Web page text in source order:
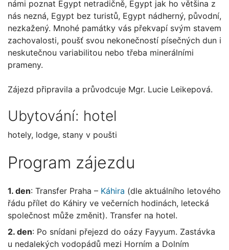
námi poznat Egypt netradičně, Egypt jak ho většina z
nás nezná, Egypt bez turistů, Egypt nádherný, původní,
nezkažený. Mnohé památky vás překvapí svým stavem
zachovalosti, poušť svou nekonečností písečných dun i
neskutečnou variabilitou nebo třeba minerálními
prameny.
Zájezd připravila a průvodcuje Mgr. Lucie Leikepová.
Ubytování: hotel
hotely, lodge, stany v poušti
Program zájezdu
1. den: Transfer Praha – Káhira (dle aktuálního letového
řádu přílet do Káhiry ve večerních hodinách, letecká
společnost může změnit). Transfer na hotel.
2. den: Po snídani přejezd do oázy Fayyum. Zastávka
u nedalekých vodopádů mezi Horním a Dolním